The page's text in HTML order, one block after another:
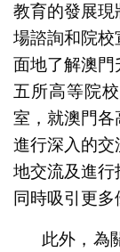
教育的發展
場諮詢和院校
面地了解澳門
五所高等院
室，就澳門
進行深入的交
地交流及進行
同時吸引更多
此外，為